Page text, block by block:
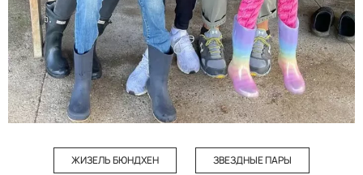
ЖИЗЕЛЬ БЮНДХЕН ЗВЕЗДНЫЕ ПАРЫ